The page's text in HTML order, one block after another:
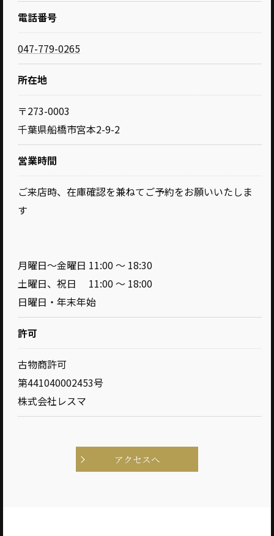
電話番号
047-779-0265
所在地
〒273-0003
千葉県船橋市宮本2-9-2
営業時間
ご来店時、在庫確認を兼ねてご予約をお願いいたしま
す
月曜日～金曜日 11:00 ～ 18:30
土曜日、祝日 11:00 ～ 18:00
日曜日・年末年始
許可
古物商許可
第441040002453号
株式会社レスマ
アクセスへ